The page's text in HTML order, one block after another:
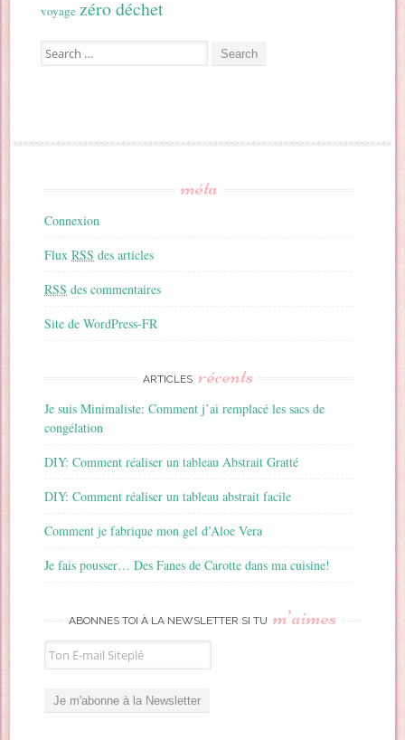
voyage zéro déchet
Search for:
méta
Connexion
FluxRSS des articles
RSS des commentaires
Site de WordPress-FR
ARTICLES récents
Je suis Minimaliste: Comment j’ai remplacé les sacs de
congélation
DIY: Comment réaliser un tableau Abstrait Gratté
DIY: Comment réaliser un tableau abstrait facile
Comment je fabrique mon gel d’Aloe Vera
Je fais pousser… Des Fanes de Carotte dans ma cuisine!
ABONNES TOI À LA NEWSLETTER SI TU m’aimes